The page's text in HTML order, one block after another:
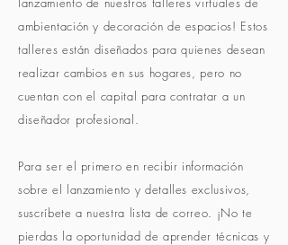
ambientación y decoración de espacios! Estos
talleres están diseñados para quienes desean
realizar cambios en sus hogares, pero no
cuentan con el capital para contratar a un
diseñador profesional.
Para ser el primero en recibir información
sobre el lanzamiento y detalles exclusivos,
suscríbete a nuestra lista de correo. ¡No te
pierdas la oportunidad de aprender técnicas y